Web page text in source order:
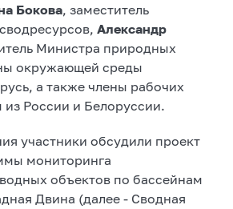
Бокова, заместитель
Александр
Министра природных
окружающей среды
а также члены рабочих
из России и Белоруссии.
участники обсудили проект
мониторинга
объектов по бассейнам
Двина (далее - Сводная